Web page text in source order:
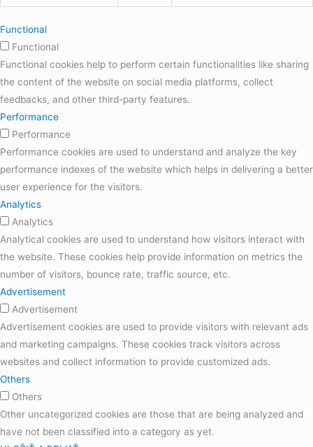
Functional
Functional
Functional cookies help to perform certain functionalities like sharing
the content of the website on social media platforms, collect
feedbacks, and other third-party features.
Performance
Performance
Performance cookies are used to understand and analyze the key
performance indexes of the website which helps in delivering a better
user experience for the visitors.
Analytics
Analytics
Analytical cookies are used to understand how visitors interact with
the website. These cookies help provide information on metrics the
number of visitors, bounce rate, traffic source, etc.
Advertisement
Advertisement
Advertisement cookies are used to provide visitors with relevant ads
and marketing campaigns. These cookies track visitors across
websites and collect information to provide customized ads.
Others
Others
Other uncategorized cookies are those that are being analyzed and
have not been classified into a category as yet.